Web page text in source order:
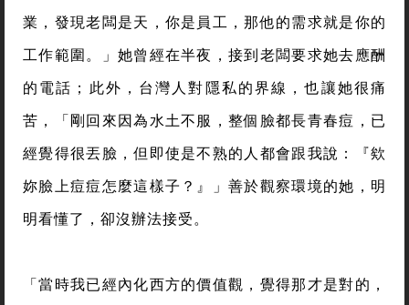
業，發現老闆是天，你是員工，那他的需求就是你的
工作範圍。」她曾經在半夜，接到老闆要求她去應酬
的電話；此外，台灣人對隱私的界線，也讓她很痛
苦，「剛回來因為水土不服，整個臉都長青春痘，已
經覺得很丟臉，但即使是不熟的人都會跟我說：『欸
妳臉上痘痘怎麼這樣子？』」善於觀察環境的她，明
明看懂了，卻沒辦法接受。
「當時我已經內化西方的價值觀，覺得那才是對的，